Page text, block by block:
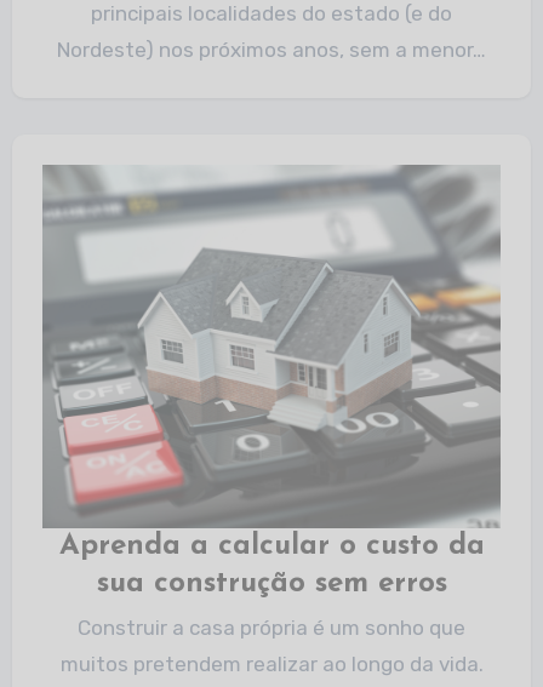
principais localidades do estado (e do
Nordeste) nos próximos anos, sem a menor…
Aprenda a calcular o custo da
sua construção sem erros
Construir a casa própria é um sonho que
muitos pretendem realizar ao longo da vida.